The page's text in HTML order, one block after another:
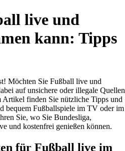
live und
kann: Tipps
Möchten Sie Fußball live und
auf unsichere oder illegale Quellen
Artikel finden Sie nützliche Tipps und
bequem Fußballspiele im TV oder im
Sie, wo Sie Bundesliga,
und kostenfrei genießen können.
für Fußball live im